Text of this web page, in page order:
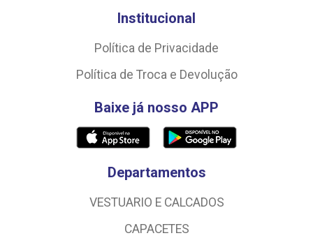
Institucional
Política de Privacidade
Política de Troca e Devolução
Baixe já nosso APP
Departamentos
VESTUARIO E CALCADOS
CAPACETES